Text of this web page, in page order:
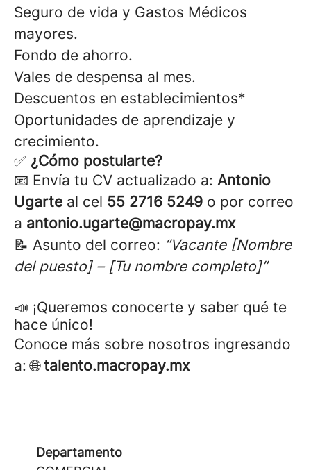
Seguro de vida y Gastos Médicos
mayores.
Fondo de ahorro.
Vales de despensa al mes.
Descuentos en establecimientos*
Oportunidades de aprendizaje y
crecimiento.
✅ ¿Cómo postularte?
📧 Envía tu CV actualizado a: Antonio
Ugarte al cel 55 2716 5249 o por correo
a antonio.ugarte@macropay.mx
📝 Asunto del correo: “Vacante [Nombre
del puesto] – [Tu nombre completo]”
📣 ¡Queremos conocerte y saber qué te
hace único!
Conoce más sobre nosotros ingresando
a: 🌐talento.macropay.mx
Departamento